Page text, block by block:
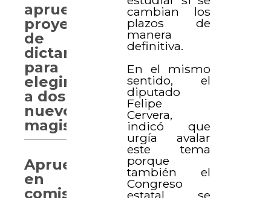
cambian los
plazos de
manera
definitiva.
En el mismo
sentido, el
diputado
Felipe
Cervera,
indicó que
urgía avalar
este tema
porque
también el
Congreso
aprueban
proyecto
de
dictamen
para
elegir
a dos
nuevos
magistrados
Aprueban
en
comisión